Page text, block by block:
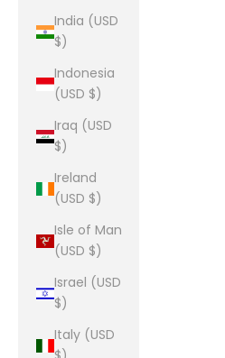
India (USD
$)
Indonesia
(USD $)
Iraq (USD
$)
Ireland
(USD $)
Isle of Man
(USD $)
Israel (USD
$)
Italy (USD